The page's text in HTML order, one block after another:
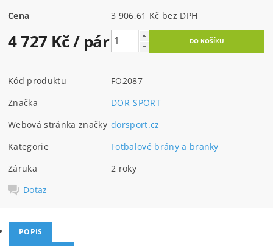
Cena 3 906,61 Kč bez DPH
4 727 Kč/ pár
Kód produktu
FO2087
Značka
DOR-SPORT
Webová stránka značky dorsport.cz
Kategorie
Fotbalové brány a branky
Záruka
2 roky
Dotaz
POPIS